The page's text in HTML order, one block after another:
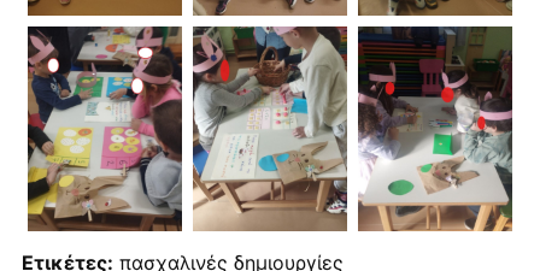
Ετικέτες: πασχαλινές δημιουργίες